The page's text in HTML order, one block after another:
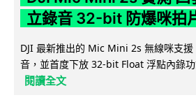
立錄音 32-bit 防爆咪拍
DJI 最新推出的 Mic Mini 2s 無線咪支
音，並首度下放 32-bit Float 浮點內錄
閱讀全文